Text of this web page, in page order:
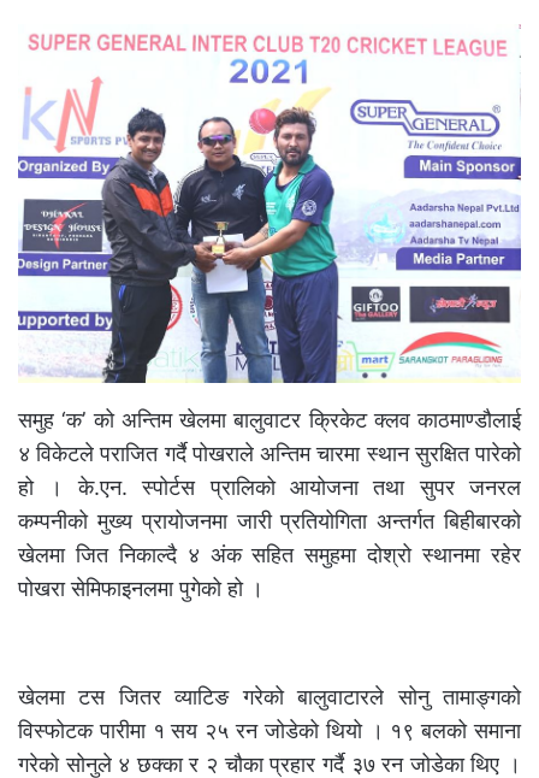
समुह ‘क’ को अन्तिम खेलमा बालुवाटर क्रिकेट क्लव काठमाण्डौलाई
४ विकेटले पराजित गर्दै पोखराले अन्तिम चारमा स्थान सुरक्षित पारेको
हो । के.एन. स्पोर्टस प्रालिको आयोजना तथा सुपर जनरल
कम्पनीको मुख्य प्रायोजनमा जारी प्रतियोगिता अन्तर्गत बिहीबारको
खेलमा जित निकाल्दै ४ अंक सहित समुहमा दोश्रो स्थानमा रहेर
पोखरा सेमिफाइनलमा पुगेको हो ।
खेलमा टस जितर व्याटिङ गरेको बालुवाटारले सोनु तामाङ्गको
विस्फोटक पारीमा १ सय २५ रन जोडेको थियो । १९ बलको समाना
गरेको सोनुले ४ छक्का र २ चौका प्रहार गर्दै ३७ रन जोडेका थिए ।